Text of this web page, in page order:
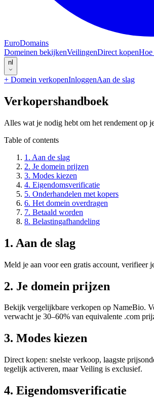
EuroDomains
Domeinen bekijkenVeilingenDirect kopenHoe
nl
+ Domein verkopenInloggenAan de slag
Verkopershandboek
Alles wat je nodig hebt om het rendement op
Table of contents
1 . Aan de slag
2. Je domein prijzen
3. Modes kiezen
4. Eigendomsverificatie
5. Onderhandelen met kopers
6. Het domein overdragen
7. Betaald worden
8. Belastingafhandeling
1. Aan de slag
Meld je aan voor een gratis account,
2. Je domein prijzen
Bekijk vergelijkbare verkopen op NameBio.
verwacht je 30–60% van equivalente .com
3. Modes kiezen
Direct kopen: snelste verkoop, laagste
tegelijk activeren, maar Veiling is exclusief.
4. Eigendomsverificatie